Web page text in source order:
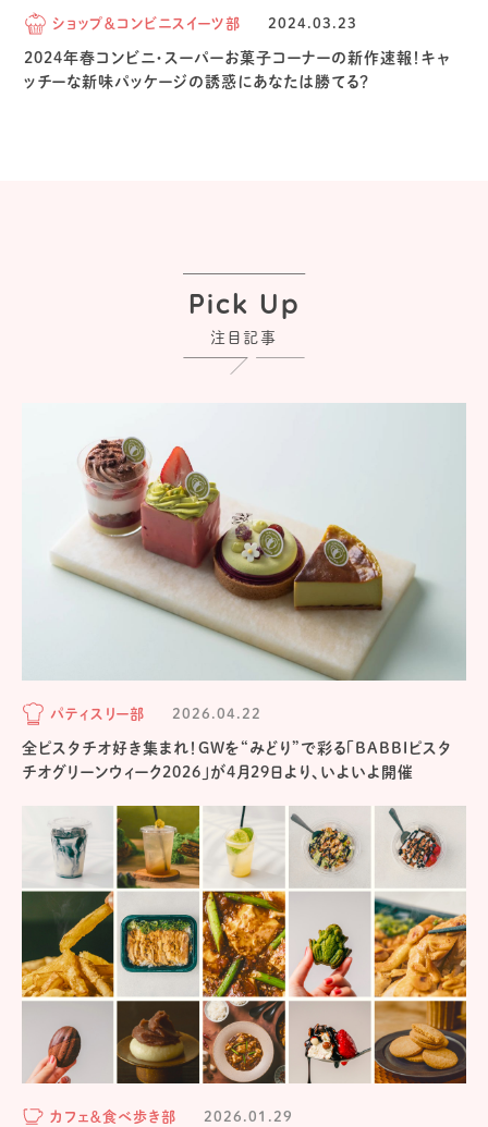
ショップ＆コンビニスイーツ部 2024.03.23
2024年春コンビニ・スーパーお菓子コーナーの新作速報！キャ
ッチーな新味パッケージの誘惑にあなたは勝てる？
Pick Up
注目記事
パティスリー部 2026.04.22
全ピスタチオ好き集まれ！GWを“みどり”で彩る「BABBIピスタ
チオグリーンウィーク2026」が4月29日より、いよいよ開催
カフェ＆食べ歩き部 2026.01.29